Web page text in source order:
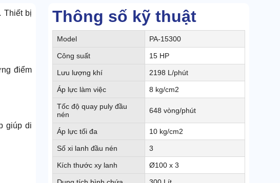
Thông số kỹ thuật
Model PA-15300
Công suất 15 HP
Lưu lượng khí 2198 L/phút
Áp lực làm việc 8 kg/cm2
Tốc độ quay puly đầu
nén
648 vòng/phút
Áp lực tối đa 10 kg/cm2
Số xi lanh đầu nén 3
Kích thước xy lanh Ø100 x 3
Thiết bị
điểm
giúp di